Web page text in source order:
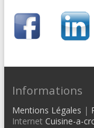
Informations
Mentions Légales |
Internet Cuisine-a-